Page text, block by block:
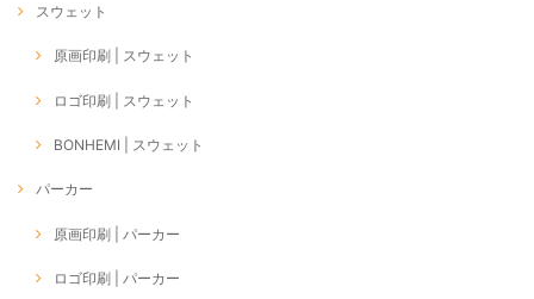
スウェット
原画印刷 | スウェット
ロゴ印刷 | スウェット
BONHEMI | スウェット
パーカー
原画印刷 | パーカー
ロゴ印刷 | パーカー